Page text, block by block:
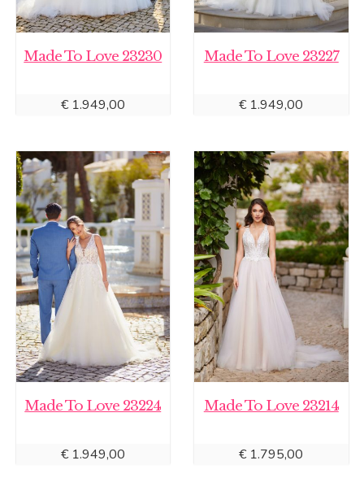
Made To Love 23230
€1.949,00
Made To Love 23227
€1.949,00
Made To Love 23224
€1.949,00
Made To Love 23214
€1.795,00